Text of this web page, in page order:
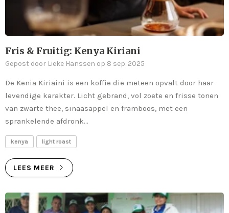
Fris & Fruitig: Kenya Kiriani
Gepost door Lieke Hanssen op 8 sep. 2025
De Kenia Kiriaini is een koffie die meteen opvalt door haar
levendige karakter. Licht gebrand, vol zoete en frisse tonen
van zwarte thee, sinaasappel en framboos, met een
sprankelende afdronk...
kenya light roast
LEES MEER